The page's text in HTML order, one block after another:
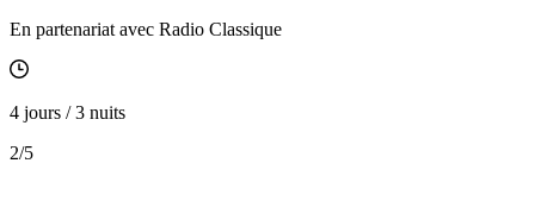
En partenariat avec Radio Classique
4 jours / 3 nuits
2/5